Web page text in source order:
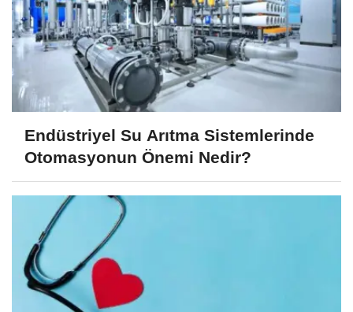
Endüstriyel Su Arıtma Sistemlerinde
Otomasyonun Önemi Nedir?